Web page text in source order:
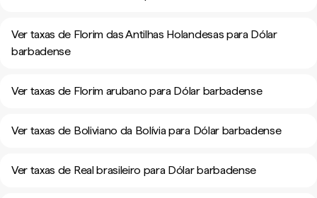
Ver taxas de Florim das Antilhas Holandesas para Dólar
barbadense
Ver taxas de Florim arubano para Dólar barbadense
Ver taxas de Boliviano da Bolívia para Dólar barbadense
Ver taxas de Real brasileiro para Dólar barbadense